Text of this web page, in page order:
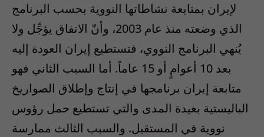
لإيران بمتابعة نشاطاتها النووية بحسب البرنامج
الذي وضعته منذ عام 2003، وأنّ الاتفاق يؤجِّل ولا
يُنهي البرنامج النووي، فتستطيع إيران العودة إليه
بعد 10 أعوامٍ أو 15 عاماً. أما السبب الثاني فهو
متابعة إيران برنامجها في إنتاج وإطلاق الصواريخ
الباليستية بعيدة المدى والتي تستطيع حمل رؤوس
نووية في المستقبل. والسبب الثالث ممارسة